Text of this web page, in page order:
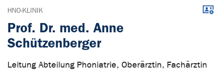
HNO-KLINIK
Prof. Dr. med. Anne
Schützenberger
Leitung Abteilung Phoniatrie, Oberärztin, Fachärztin